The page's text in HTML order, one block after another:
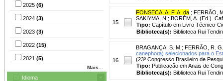
2025 (6)
2024 (3)
2023 (3)
2022 (15)
2021 (5)
Mais...
Idioma
15.
FONSECA, A. F. A. da ; FERRÃO,
SAKIYMA, N.; BORÉM, A. (Ed.).
Tipo: Capítulo em Livro Técnico-
Biblioteca(s): Biblioteca Rui
16.
BRAGANÇA, S. M. ; FERRÃO, R. G.
canephora) selecionados para o
(23º Congresso Brasileiro de
Tipo: Publicação em Anais de
Biblioteca(s): Biblioteca Rui